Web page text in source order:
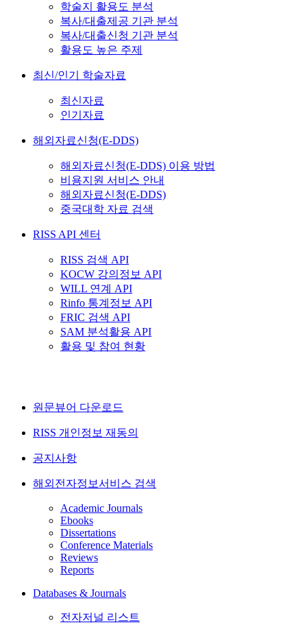
학술지 활용도 분석
복사/대출제공 기관 분석
복사/대출신청 기관 분석
활용도 높은 주제
최신/인기 학술자료
최신자료
인기자료
해외자료신청(E-DDS)
해외자료신청(E-DDS) 이용 방법
비용지원 서비스 안내
해외자료신청(E-DDS)
중국대학 자료 검색
RISS API 센터
RISS 검색 API
KOCW 강의정보 API
WILL 연계 API
Rinfo 통계정보 API
FRIC 검색 API
SAM 분석활용 API
활용 및 참여 현황
원문뷰어 다운로드
RISS 개인정보 재동의
공지사항
해외전자정보서비스 검색
Academic Journals
Ebooks
Dissertations
Conference Materials
Reviews
Reports
Databases & Journals
전자저널 리스트